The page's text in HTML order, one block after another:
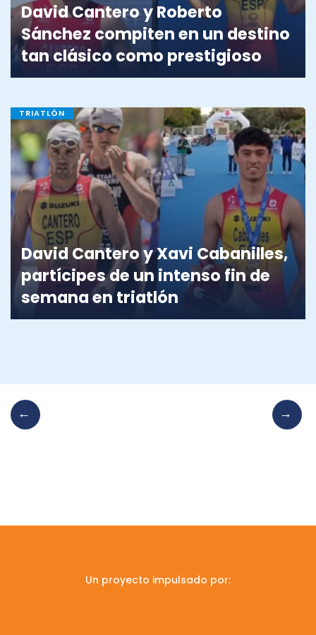
David Cantero y Roberto
Sánchez compiten en un destino
tan clásico como prestigioso
TRIATLÓN
David Cantero y Xavi Cabanilles,
partícipes de un intenso fin de
semana en triatlón
Un proyecto impulsado por: